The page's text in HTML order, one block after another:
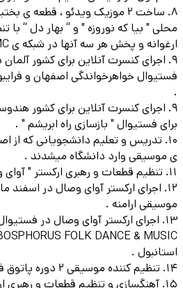
8. ساخت 2 موزیک ویدئو ، قطعه
محلی " بیا که نوروزه " و “ بهار دل “ با
ارغوانه و پخش هر سه آنها در شبکه ی PMC .و Persiana Sonati
فستیوال خواهرخواندگی اصفهان و
.
برای فستیوال " بازسازی راه ابریشم " .
10. تدریس و تعلیم دانشجویانی که
ی موسیقی وارد دانشگاه میشدند .
11. تنظیم قطعات و رهبری ارکستر " آوای وصال "
موسیقی ارامنه .
استانبول .
14. تنظیم کننده موسیقی 2 دوره پاتوق فیلم کوتاه اصفهان .
15. آهنگسازی و تنظیم قطعات و